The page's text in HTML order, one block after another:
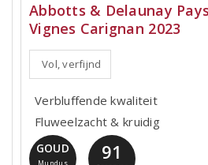
Abbotts & Delaunay
Vignes Carignan 2023
Vol, verfijnd
Verbluffende kwaliteit
Fluweelzacht & kruidig
GOUD 91